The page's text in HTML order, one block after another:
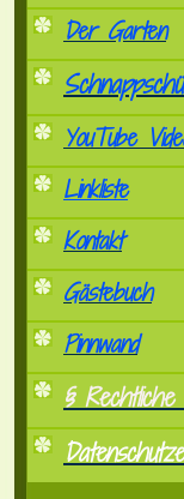
Der Garten
YouTube
Linkliste
Kontakt
Gästebuch
Pinnwand
§ Rechtliche